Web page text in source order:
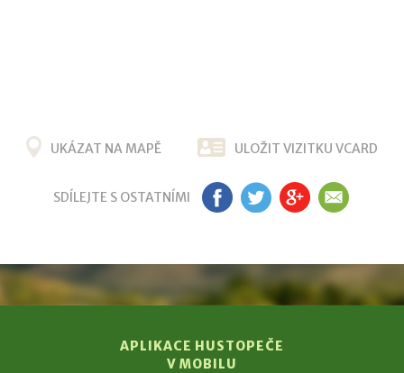
UKÁZAT NA MAPĚ ULOŽIT VIZITKU VCARD
SDÍLEJTE S OSTATNÍMI FB TW G+ EM
APLIKACE HUSTOPEČE
V MOBILU